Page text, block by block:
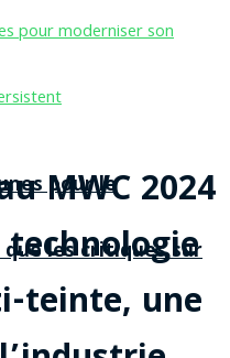
pour le
les critiques sur
MWC 2024
technologie
teinte, une